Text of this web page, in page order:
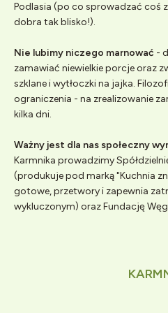
Podlasia (po co sprowadzać coś
dobra tak blisko!).
Nie lubimy niczego marnować -
zamawiać niewielkie porcje oraz
szklane i wytłoczki na jajka.
ograniczenia - na zrealizowanie
kilka dni.
Ważny jest dla nas społeczny
Karmnika prowadzimy
(produkuje pod marką "Kuchnia
gotowe, przetwory i zapewnia
wykluczonym) oraz Fundację